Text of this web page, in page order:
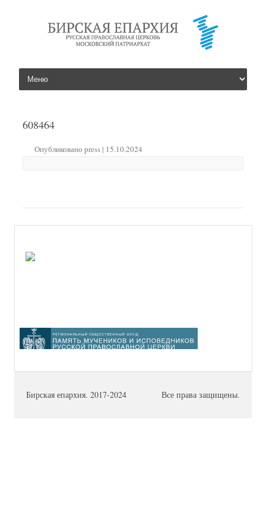
перейти к содержанию
608464
Опубликовано press | 15.10.2024
Бирская епархия. 2017-2024 Все права защищены.